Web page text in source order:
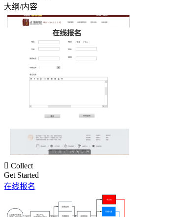
大纲/内容
 Collect
Get Started
在线报名